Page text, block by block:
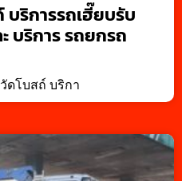
บริการรถเฮี๊ยบรับ
บริการ รถยกรถ
ดโบสถ์ บริกา